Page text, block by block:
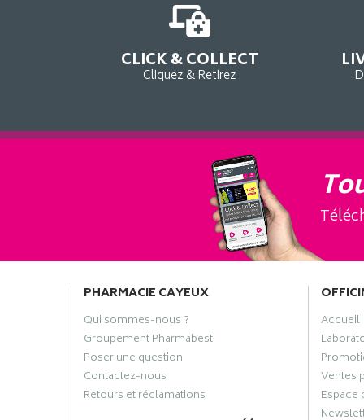
CLICK & COLLECT
Cliquez & Retirez
PHARMACIE CAYEUX
Qui sommes-nous ?
Groupement Pharmabest
Poser une question
Contactez-nous
Retours et réclamations
Accueil
Ventes
Espace